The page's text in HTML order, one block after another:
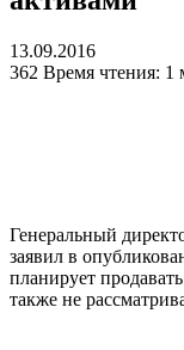
13.09.2016
362 Время чтения: 1
Генеральный
заявил в
планирует
также не